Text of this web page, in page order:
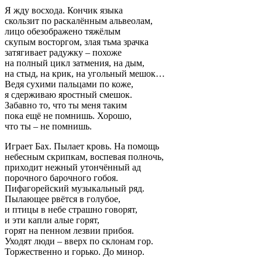
Я жду восхода. Кончик языка
скользит по раскалённым альвеолам,
лицо обезображено тяжёлым
скупым восторгом, злая тьма зрачка
затягивает радужку – похоже
на полный цикл затмения, на дым,
на стыд, на крик, на угольный мешок…
Ведя сухими пальцами по коже,
я сдерживаю яростный смешок.
Забавно то, что ты меня таким
пока ещё не помнишь. Хорошо,
что ты – не помнишь.
Играет Бах. Пылает кровь. На помощь
небесным скрипкам, воспевая полночь,
приходит нежный утончённый ад
порочного барочного гобоя.
Пифагорейский музыкальный ряд.
Пылающее рвётся в голубое,
и птицы в небе страшно говорят,
и эти капли алые горят,
горят на пенном лезвии прибоя.
Уходят люди – вверх по склонам гор.
Торжественно и горько. До минор.